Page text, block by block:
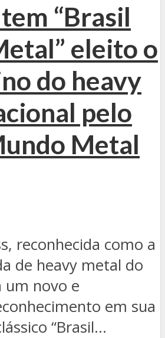
tem “Brasil
eleito o
do heavy
pelo
Metal
reconhecida como a
de heavy metal do
um novo e
em sua
“Brasil...